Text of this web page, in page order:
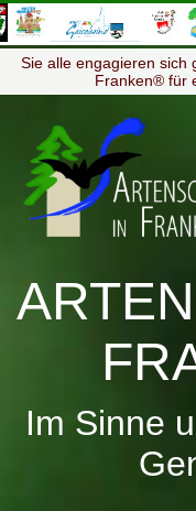
Sie alle engagieren sich
Franken® für
Im Sinne